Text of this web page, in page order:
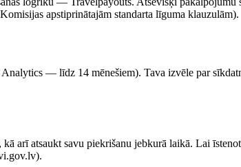
apstiprinātajām standarta līguma klauzulām).
— līdz 14 mēnešiem). Tava izvēle par
arī atsaukt savu piekrišanu jebkurā laikā. Lai